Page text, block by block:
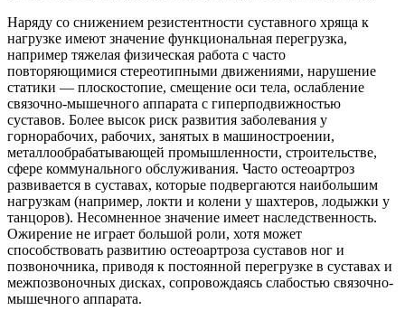
Наряду со снижением резистентности суставного хряща к
нагрузке имеют значение функциональная перегрузка,
например тяжелая физическая работа с часто
повторяющимися стереотипными движениями, нарушение
статики — плоскостопие, смещение оси тела, ослабление
связочно-мышечного аппарата с гиперподвижностью
суставов. Более высок риск развития заболевания у
горнорабочих, рабочих, занятых в машиностроении,
металлообрабатывающей промышленности, строительстве,
сфере коммунального обслуживания. Часто остеоартроз
развивается в суставах, которые подвергаются наибольшим
нагрузкам (например, локти и колени у шахтеров, лодыжки у
танцоров). Несомненное значение имеет наследственность.
Ожирение не играет большой роли, хотя может
способствовать развитию остеоартроза суставов ног и
позвоночника, приводя к постоянной перегрузке в суставах и
межпозвоночных дисках, сопровождаясь слабостью связочно-
мышечного аппарата.